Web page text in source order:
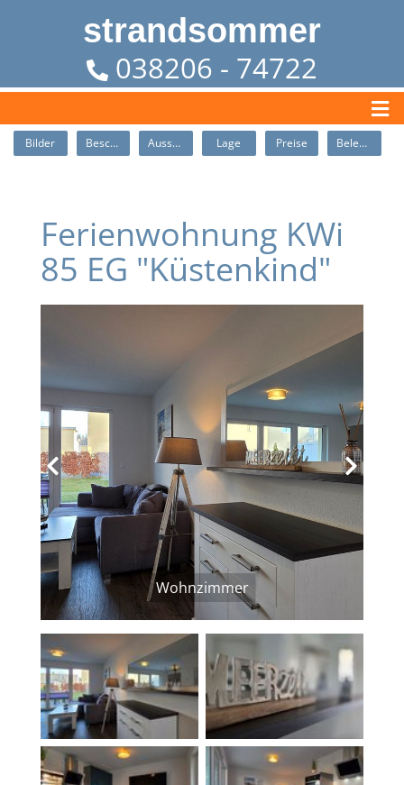
strandsommer
038206 - 74722
Bilder Beschreibung Ausstattung Lage Preise Belegung
Ferienwohnung KWi
85 EG "Küstenkind"
Wohnzimmer
‹ ›